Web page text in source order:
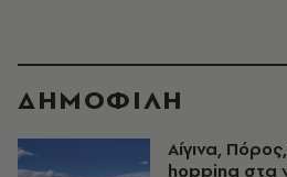
ΔΗΜΟΦΙΛΗ
Αίγινα,
hopping στα